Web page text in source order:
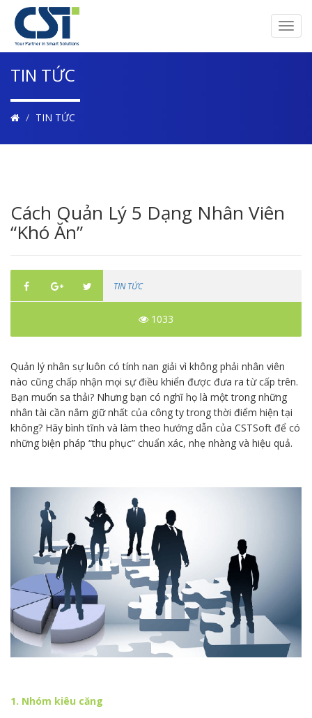
TIN TỨC
TIN TỨC
Cách Quản Lý 5 Dạng Nhân Viên
“Khó Ăn”
TIN TỨC
1033
Quản lý nhân sự luôn có tính nan giải vì không phải nhân viên
nào cũng chấp nhận mọi sự điều khiển được đưa ra từ cấp trên.
Bạn muốn sa thải? Nhưng bạn có nghĩ họ là một trong những
nhân tài cần nắm giữ nhất của công ty trong thời điểm hiện tại
không? Hãy bình tĩnh và làm theo hướng dẫn của CSTSoft để có
những biện pháp “thu phục” chuẩn xác, nhẹ nhàng và hiệu quả.
1. Nhóm kiêu căng